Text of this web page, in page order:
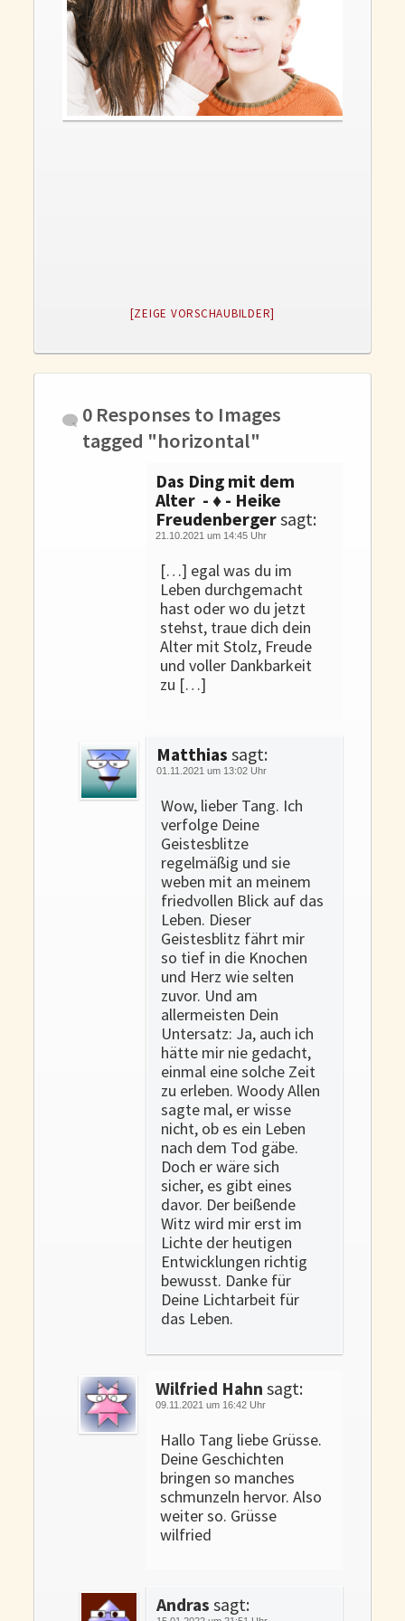
Gedanken und Gefühle
WunschLos Glücklichsein – und das ausgerechnet zu Weihnachten?
Bücher
Bücher
Momoko
[ZEIGE VORSCHAUBILDER]
0 Responses to Images
tagged "horizontal"
Das Ding mit dem
Alter - ♦ - Heike
Freudenbergersagt:
21.10.2021 um 14:45 Uhr
[…] egal was du im
Leben durchgemacht
hast oder wo du jetzt
stehst, traue dich dein
Alter mit Stolz, Freude
und voller Dankbarkeit
zu […]
Matthias sagt:
01.11.2021 um 13:02 Uhr
Wow, lieber Tang. Ich
verfolge Deine
Geistesblitze
regelmäßig und sie
weben mit an meinem
friedvollen Blick auf das
Leben. Dieser
Geistesblitz fährt mir
so tief in die Knochen
und Herz wie selten
zuvor. Und am
allermeisten Dein
Untersatz: Ja, auch ich
hätte mir nie gedacht,
einmal eine solche Zeit
zu erleben. Woody Allen
sagte mal, er wisse
nicht, ob es ein Leben
nach dem Tod gäbe.
Doch er wäre sich
sicher, es gibt eines
davor. Der beißende
Witz wird mir erst im
Lichte der heutigen
Entwicklungen richtig
bewusst. Danke für
Deine Lichtarbeit für
das Leben.
Wilfried Hahn sagt:
09.11.2021 um 16:42 Uhr
Hallo Tang liebe Grüsse.
Deine Geschichten
bringen so manches
schmunzeln hervor. Also
weiter so. Grüsse
wilfried
Andras sagt: